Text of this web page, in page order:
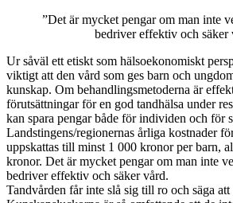
”Det är mycket pengar om man inte
bedriver effektiv och säker
Ur såväl ett etiskt som hälsoekonomiskt
viktigt att den vård som ges barn och
kunskap. Om behandlingsmetoderna är
förutsättningar för en god tandhälsa under
kan spara pengar både för individen och för
Landstingens/regionernas årliga kostnader
uppskattas till minst 1 000 kronor per barn,
kronor. Det är mycket pengar om man inte
bedriver effektiv och säker vård.
Tandvården får inte slå sig till ro och säga